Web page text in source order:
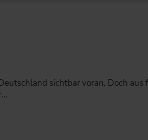
sichtbar voran. Doch aus